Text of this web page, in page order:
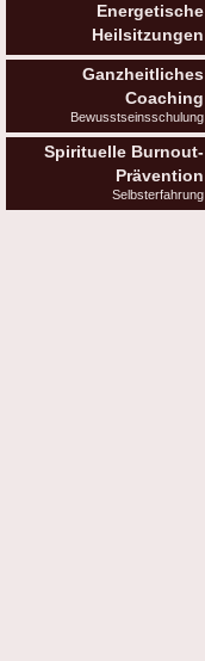
Energetische
Heilsitzungen
Ganzheitliches
Coaching
Bewusstseinsschulung
Spirituelle Burnout-
Prävention
Selbsterfahrung